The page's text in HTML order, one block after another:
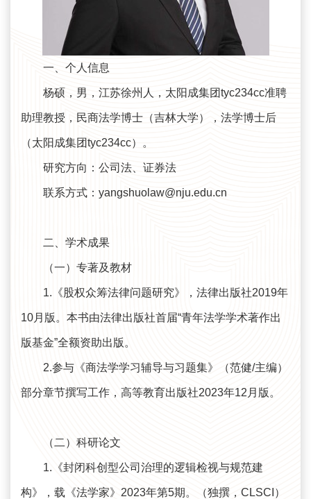
一、个人信息
杨硕，男，江苏徐州人，太阳成集团tyc234cc准聘
助理教授，民商法学博士（吉林大学），法学博士后
（太阳成集团tyc234cc）。
研究方向：公司法、证券法
联系方式：yangshuolaw@nju.edu.cn
二、学术成果
（一）专著及教材
1.《股权众筹法律问题研究》，法律出版社2019年
10月版。本书由法律出版社首届“青年法学学术著作出
版基金”全额资助出版。
2.参与《商法学学习辅导与习题集》（范健/主编）
部分章节撰写工作，高等教育出版社2023年12月版。
（二）科研论文
1.《封闭科创型公司治理的逻辑检视与规范建
构》，载《法学家》2023年第5期。（独撰，CLSCI）